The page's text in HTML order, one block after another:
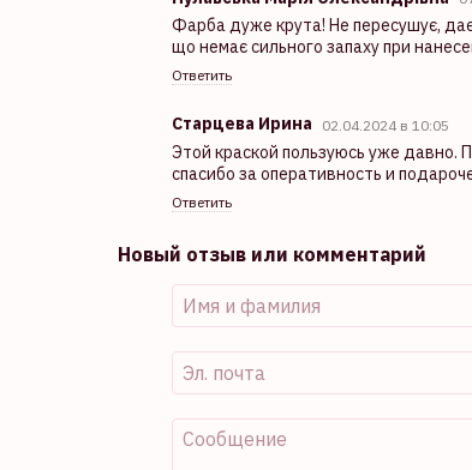
Фарба дуже крута! Не пересушує, дає
що немає сильного запаху при
Ответить
Старцева Ирина 02.04.2024 в 10:05
Этой краской пользуюсь уже давно.
спасибо за оперативность и
Ответить
Новый отзыв или комментарий